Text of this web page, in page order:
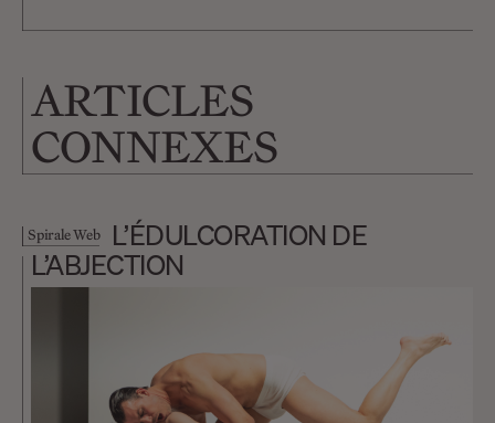
ARTICLES
CONNEXES
Spirale Web
L’ÉDULCORATION DE
L’ABJECTION